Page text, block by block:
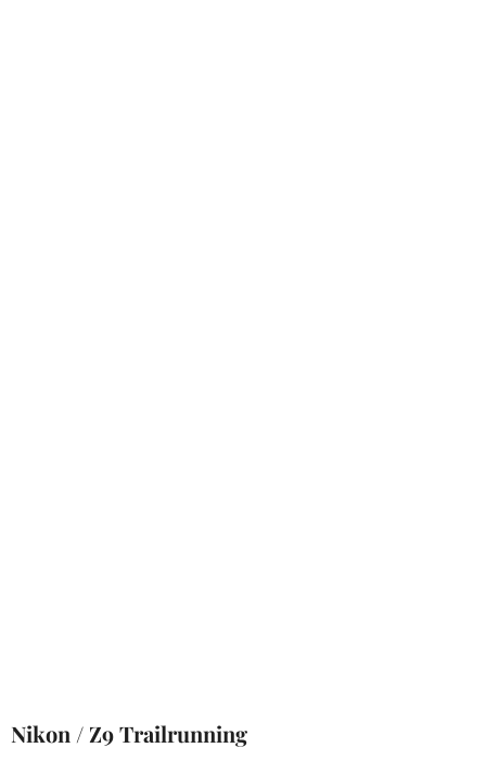
Nikon / Z9 Trailrunning